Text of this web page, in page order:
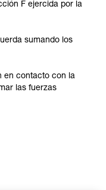
F ejercida por la
sumando los
en contacto con la
las fuerzas